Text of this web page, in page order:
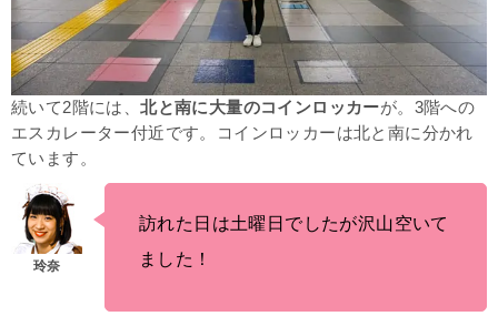
続いて2階には、北と南に大量のコインロッカーが。3階への
エスカレーター付近です。コインロッカーは北と南に分かれ
ています。
訪れた日は土曜日でしたが沢山空いて
ました！